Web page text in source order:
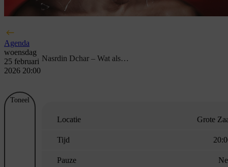
Agenda
woensdag
25 februari
2026 20:00
Nasrdin Dchar – Wat als…
Toneel
Locatie Grote
Tijd
Pauze